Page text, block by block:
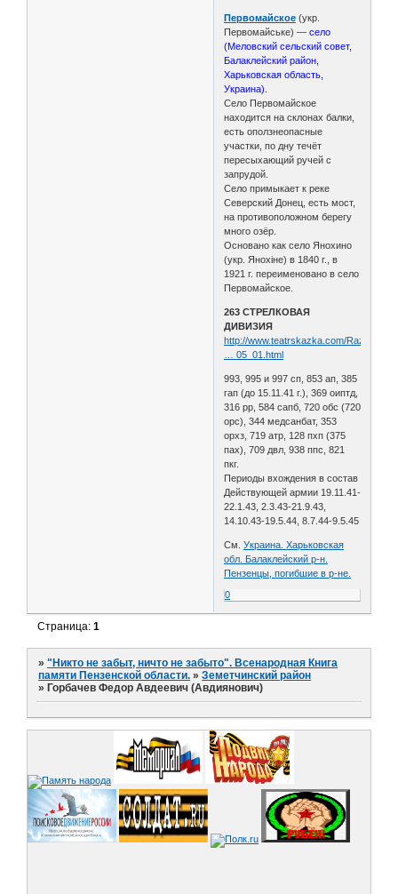
Первомайское (укр.
Первомайське) — село
(Меловский сельский совет,
Балаклейский район,
Харьковская область,
Украина).
Село Первомайское
находится на склонах балки,
есть оползнеопасные
участки, по дну течёт
пересыхающий ручей с
запрудой.
Село примыкает к реке
Северский Донец, есть мост,
на противоположном берегу
много озёр.
Основано как село Янохино
(укр. Янохіне) в 1840 г., в
1921 г. переименовано в село
Первомайское.
263 СТРЕЛКОВАЯ
ДИВИЗИЯ
http://www.teatrskazka.com/Raznoe/
… 05_01.html
993, 995 и 997 сп, 853 ап, 385
гап (до 15.11.41 г.), 369 оиптд,
316 рр, 584 сапб, 720 обс (720
орс), 344 медсанбат, 353
орхз, 719 атр, 128 пхп (375
пах), 709 двл, 938 ппс, 821
пкг.
Периоды вхождения в состав
Действующей армии 19.11.41-
22.1.43, 2.3.43-21.9.43,
14.10.43-19.5.44, 8.7.44-9.5.45
См.Украина. Харьковская
обл. Балаклейский р-н.
Пензенцы, погибшие в р-не.
0
Страница:1
»"Никто не забыт, ничто не забыто". Всенародная Книга
памяти Пензенской области. »Земетчинский район
» Горбачев Федор Авдеевич (Авдиянович)